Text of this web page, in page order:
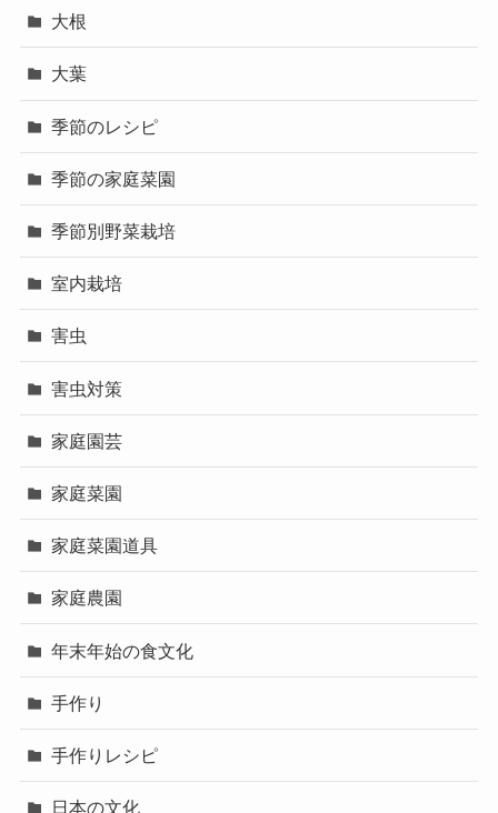
大根
大葉
季節のレシピ
季節の家庭菜園
季節別野菜栽培
室内栽培
害虫
害虫対策
家庭園芸
家庭菜園
家庭菜園道具
家庭農園
年末年始の食文化
手作り
手作りレシピ
日本の文化